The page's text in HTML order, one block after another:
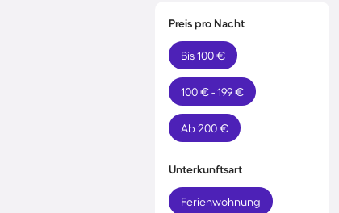
Preis pro Nacht
Bis 100 €
100 € - 199 €
Ab 200 €
Unterkunftsart
Ferienwohnung